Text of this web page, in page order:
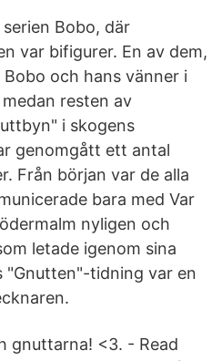
Bobo, där
var bifigurer. En av dem,
och hans vänner i
resten av
i skogens
genomgått ett antal
Från början var de alla
bara med Var
nyligen och
letade igenom sina
"Gnutten"-tidning var en
gnuttarna! <3. - Read